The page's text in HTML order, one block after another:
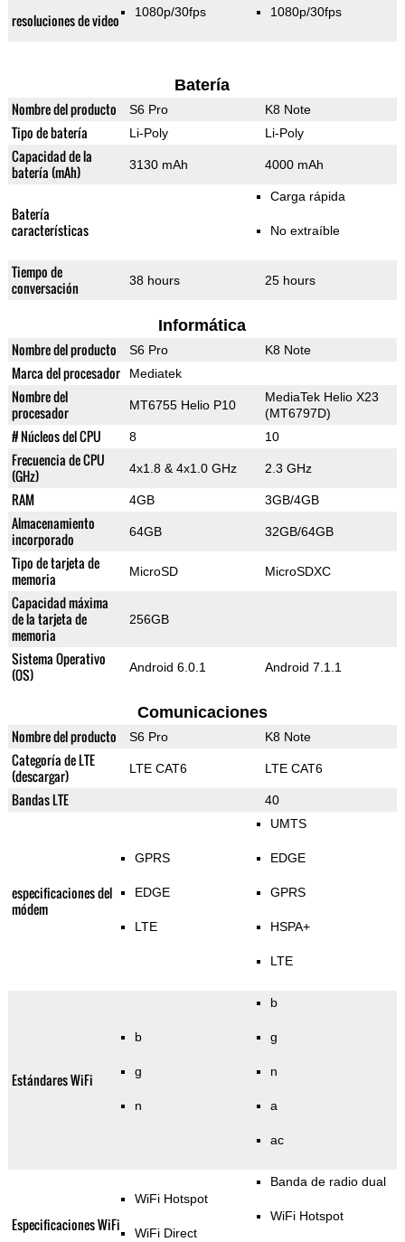
resoluciones de video 1080p/30fps 1080p/30fps
Batería
Nombre del producto S6 Pro K8 Note
Tipo de batería Li-Poly Li-Poly
Capacidad de la
batería (mAh)
3130 mAh 4000 mAh
Batería
características
Carga rápida
No extraíble
Tiempo de
conversación
38 hours 25 hours
Informática
Nombre del producto S6 Pro K8 Note
Marca del procesador Mediatek
Nombre del
procesador
MT6755 Helio P10
MediaTek Helio X23
(MT6797D)
# Núcleos del CPU 8 10
Frecuencia de CPU
(GHz)
4x1.8 & 4x1.0 GHz 2.3 GHz
RAM 4GB 3GB/4GB
Almacenamiento
incorporado
64GB 32GB/64GB
Tipo de tarjeta de
memoria
MicroSD MicroSDXC
Capacidad máxima
de la tarjeta de
memoria
256GB
Sistema Operativo
(OS)
Android 6.0.1 Android 7.1.1
Comunicaciones
Nombre del producto S6 Pro K8 Note
Categoría de LTE
(descargar)
LTE CAT6 LTE CAT6
Bandas LTE 40
especificaciones del
módem
GPRS
EDGE
LTE
UMTS
EDGE
GPRS
HSPA+
LTE
Estándares WiFi
b
g
n
b
g
n
a
ac
Especificaciones WiFi
WiFi Hotspot
WiFi Direct
Banda de radio dual
WiFi Hotspot